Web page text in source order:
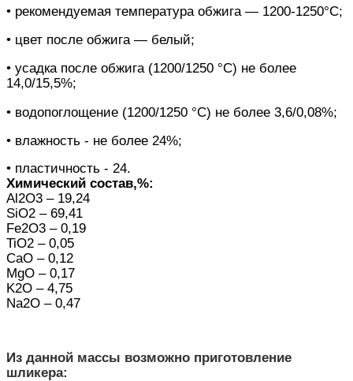
• рекомендуемая температура обжига — 1200-1250°С;
• цвет после обжига — белый;
• усадка после обжига (1200/1250 °С) не более
14,0/15,5%;
• водопоглощение (1200/1250 °С) не более 3,6/0,08%;
• влажность - не более 24%;
• пластичность - 24.
Химический состав,%:
Al2O3 – 19,24
SiO2 – 69,41
Fe2O3 – 0,19
TiO2 – 0,05
CaO – 0,12
MgO – 0,17
K2O – 4,75
Na2O – 0,47
Из данной массы возможно приготовление
шликера: